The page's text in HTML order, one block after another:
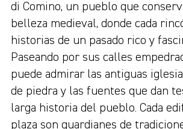
di Comino, un pueblo que
belleza medieval, donde cada
historias de un pasado rico y
Paseando por sus calles
puede admirar las antiguas
de piedra y las fuentes que dan
larga historia del pueblo. Cada
plaza son guardianes de